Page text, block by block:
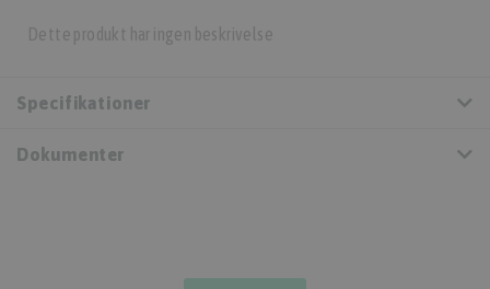
Dette produkt har ingen beskrivelse
Specifikationer
Dokumenter